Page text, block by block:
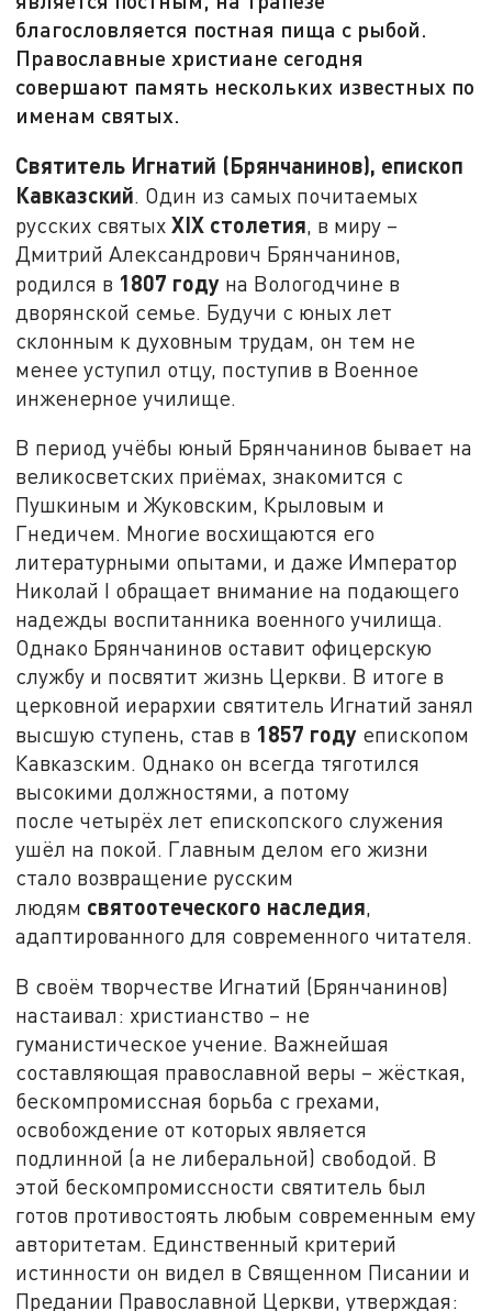
благословляется постная пища с рыбой.
Православные христиане сегодня
совершают память нескольких известных по
именам святых.
Святитель Игнатий (Брянчанинов), епископ
Кавказский. Один из самых почитаемых
русских святыхXIX столетия, в миру –
Дмитрий Александрович Брянчанинов,
родился в 1807 году на Вологодчине в
дворянской семье. Будучи с юных лет
склонным к духовным трудам, он тем не
менее уступил отцу, поступив в Военное
инженерное училище.
В период учёбы юный Брянчанинов бывает на
великосветских приёмах, знакомится с
Пушкиным и Жуковским, Крыловым и
Гнедичем. Многие восхищаются его
литературными опытами, и даже Император
Николай I обращает внимание на подающего
надежды воспитанника военного училища.
Однако Брянчанинов оставит офицерскую
службу и посвятит жизнь Церкви. В итоге в
церковной иерархии святитель Игнатий занял
высшую ступень, став в 1857 году епископом
Кавказским. Однако он всегда тяготился
высокими должностями, а потому
после четырёх лет епископского служения
ушёл на покой. Главным делом его жизни
стало возвращение русским
людям святоотеческого наследия,
адаптированного для современного читателя.
В своём творчестве Игнатий (Брянчанинов)
настаивал: христианство – не
гуманистическое учение. Важнейшая
составляющая православной веры – жёсткая,
бескомпромиссная борьба с грехами,
освобождение от которых является
подлинной (а не либеральной) свободой. В
этой бескомпромиссности святитель был
готов противостоять любым современным ему
авторитетам. Единственный критерий
истинности он видел в Священном Писании и
Предании Православной Церкви, утверждая: